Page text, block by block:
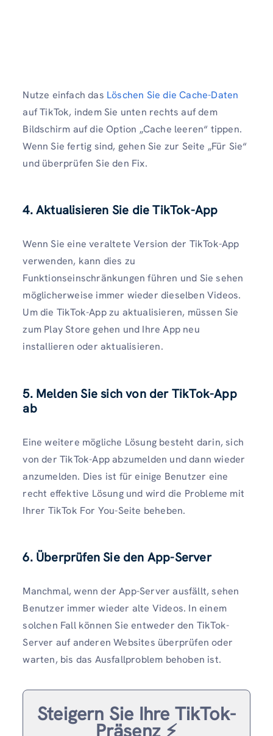
Nutze einfach das Löschen Sie die Cache-Daten
auf TikTok, indem Sie unten rechts auf dem
Bildschirm auf die Option „Cache leeren“ tippen.
Wenn Sie fertig sind, gehen Sie zur Seite „Für Sie“
und überprüfen Sie den Fix.
4. Aktualisieren Sie die TikTok-App
Wenn Sie eine veraltete Version der TikTok-App
verwenden, kann dies zu
Funktionseinschränkungen führen und Sie sehen
möglicherweise immer wieder dieselben Videos.
Um die TikTok-App zu aktualisieren, müssen Sie
zum Play Store gehen und Ihre App neu
installieren oder aktualisieren.
5. Melden Sie sich von der TikTok-App
ab
Eine weitere mögliche Lösung besteht darin, sich
von der TikTok-App abzumelden und dann wieder
anzumelden. Dies ist für einige Benutzer eine
recht effektive Lösung und wird die Probleme mit
Ihrer TikTok For You-Seite beheben.
6. Überprüfen Sie den App-Server
Manchmal, wenn der App-Server ausfällt, sehen
Benutzer immer wieder alte Videos. In einem
solchen Fall können Sie entweder den TikTok-
Server auf anderen Websites überprüfen oder
warten, bis das Ausfallproblem behoben ist.
Steigern Sie Ihre TikTok-
Präsenz ⚡️